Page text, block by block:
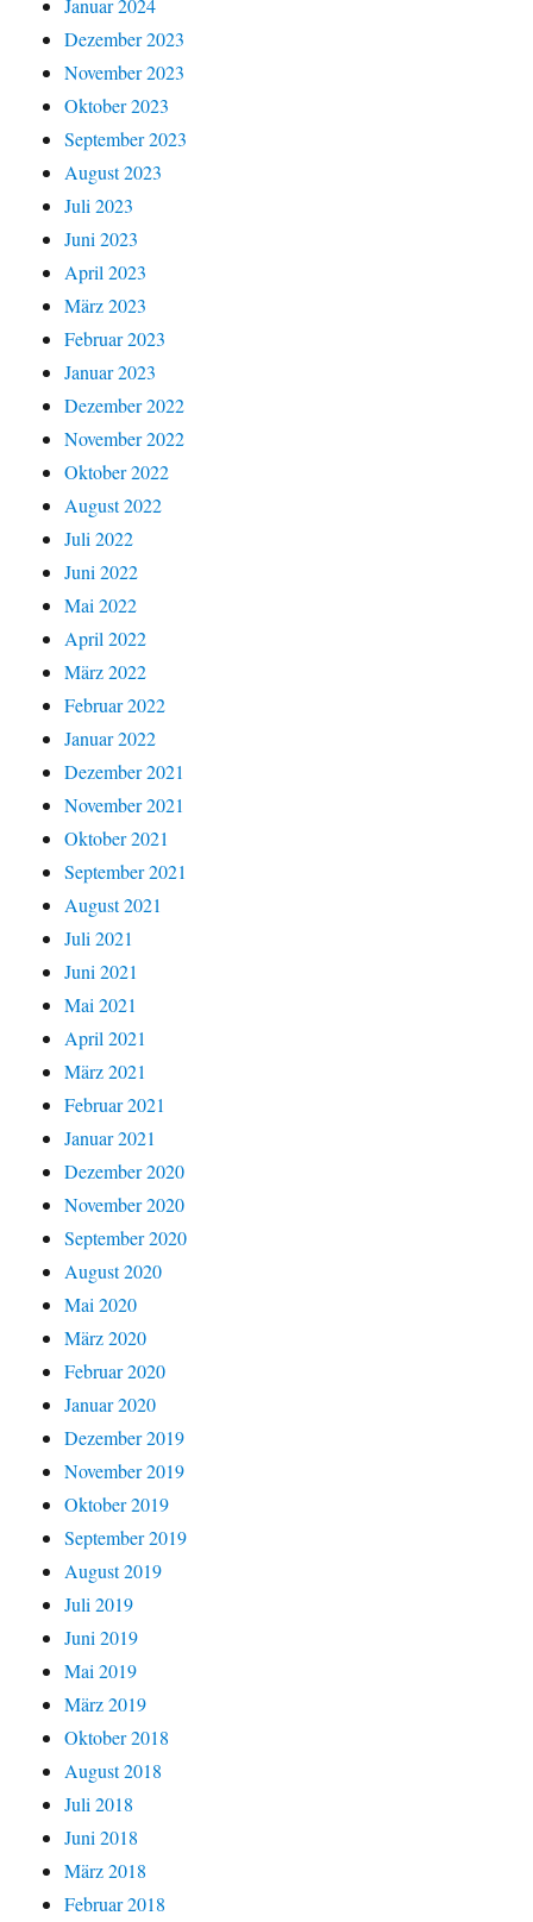
Januar 2024
Dezember 2023
November 2023
Oktober 2023
September 2023
August 2023
Juli 2023
Juni 2023
April 2023
März 2023
Februar 2023
Januar 2023
Dezember 2022
November 2022
Oktober 2022
August 2022
Juli 2022
Juni 2022
Mai 2022
April 2022
März 2022
Februar 2022
Januar 2022
Dezember 2021
November 2021
Oktober 2021
September 2021
August 2021
Juli 2021
Juni 2021
Mai 2021
April 2021
März 2021
Februar 2021
Januar 2021
Dezember 2020
November 2020
September 2020
August 2020
Mai 2020
März 2020
Februar 2020
Januar 2020
Dezember 2019
November 2019
Oktober 2019
September 2019
August 2019
Juli 2019
Juni 2019
Mai 2019
März 2019
Oktober 2018
August 2018
Juli 2018
Juni 2018
März 2018
Februar 2018